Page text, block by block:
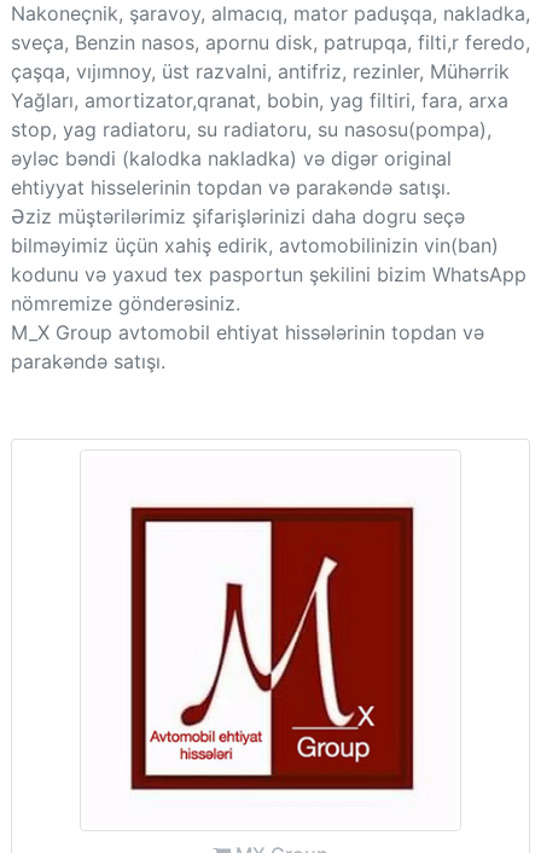
Nakoneçnik, şaravoy, almacıq, mator paduşqa, nakladka,
sveça, Benzin nasos, apornu disk, patrupqa, filti,r feredo,
çaşqa, vıjımnoy, üst razvalni, antifriz, rezinler, Mühərrik
Yağları, amortizator,qranat, bobin, yag filtiri, fara, arxa
stop, yag radiatoru, su radiatoru, su nasosu(pompa),
əyləc bəndi (kalodka nakladka) və digər original
ehtiyyat hisselerinin topdan və parakəndə satışı.
Əziz müştərilərimiz şifarişlərinizi daha dogru seçə
bilməyimiz üçün xahiş edirik, avtomobilinizin vin(ban)
kodunu və yaxud tex pasportun şekilini bizim WhatsApp
nömremize gönderəsiniz.
M_X Group avtomobil ehtiyat hissələrinin topdan və
parakəndə satışı.